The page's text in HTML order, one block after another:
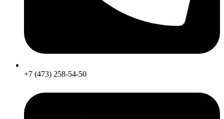
+7 (473) 258-54-50